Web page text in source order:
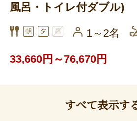
風呂・トイレ付ダブル)
1～2名
33,660円～76,670円
すべて表示す